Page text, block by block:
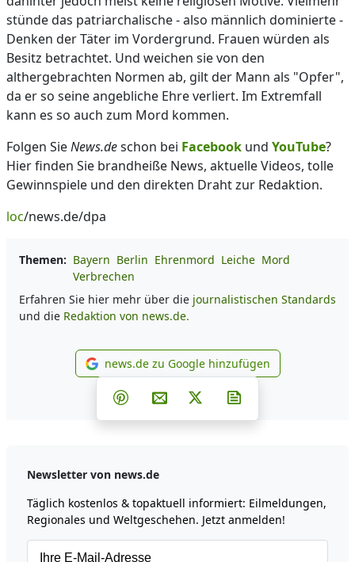
stünde das patriarchalische - also männlich dominierte -
Denken der Täter im Vordergrund. Frauen würden als
Besitz betrachtet. Und weichen sie von den
althergebrachten Normen ab, gilt der Mann als "Opfer",
da er so seine angebliche Ehre verliert. Im Extremfall
kann es so auch zum Mord kommen.
Folgen SieNews.deschon bei Facebook und YouTube?
Hier finden Sie brandheiße News, aktuelle Videos, tolle
Gewinnspiele und den direkten Draht zur Redaktion.
loc/news.de/dpa
Themen: Bayern Berlin Ehrenmord Leiche Mord
Verbrechen
Erfahren Sie hier mehr über die journalistischen Standards
und die Redaktion von news.de.
news.de zu Google
news.de zu Google hinzufügen
Teilen auf Facebook
Teilen auf Whatsapp
Teilen auf Telegram
Teilen auf Pinterest
Per E-Mail teilen
Post auf X
Newsletter von news.de
Täglich kostenlos & topaktuell informiert: Eilmeldungen,
Regionales und Weltgeschehen. Jetzt anmelden!